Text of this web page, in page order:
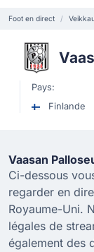
Foot en direct
Pays:
Finlande
Vaasan
Ci-dessous
regarder en
Royaume-Uni.
légales de
également des